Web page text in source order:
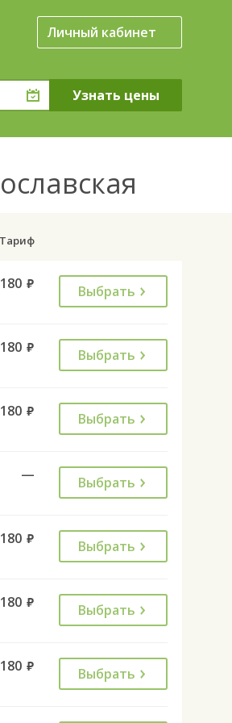
Личный кабинет
Тариф
180 руб. Выбрать
180 руб. Выбрать
180 руб. Выбрать
— Выбрать
180 руб. Выбрать
180 руб. Выбрать
180 руб. Выбрать